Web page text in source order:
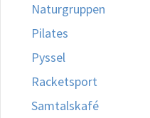
Naturgruppen
Pilates
Pyssel
Racketsport
Samtalskafé